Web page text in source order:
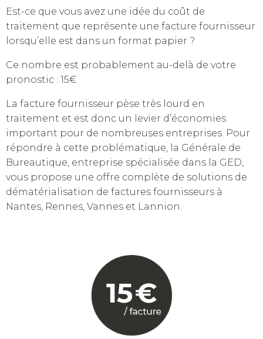
Est-ce que vous avez une idée du coût de
traitement que représente une facture fournisseur
lorsqu’elle est dans un format papier ?
Ce nombre est probablement au-delà de votre
pronostic : 15€
La facture fournisseur pèse très lourd en
traitement et est donc un levier d’économies
important pour de nombreuses entreprises. Pour
répondre à cette problématique, la Générale de
Bureautique, entreprise spécialisée dans la GED,
vous propose une offre complète de solutions de
dématérialisation de factures fournisseurs à
Nantes, Rennes, Vannes et Lannion.